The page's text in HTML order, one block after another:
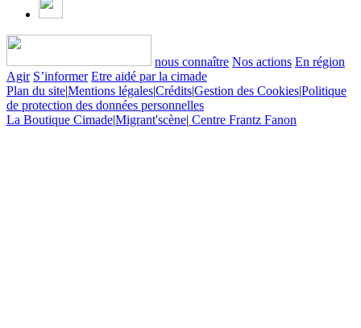
nous connaître Nos actions En région
Agir S’informer Etre aidé par la cimade
Plan du site|Mentions légales|Crédits|Gestion des Cookies|Politique
de protection des données personnelles
La Boutique Cimade|Migrant'scène| Centre Frantz Fanon